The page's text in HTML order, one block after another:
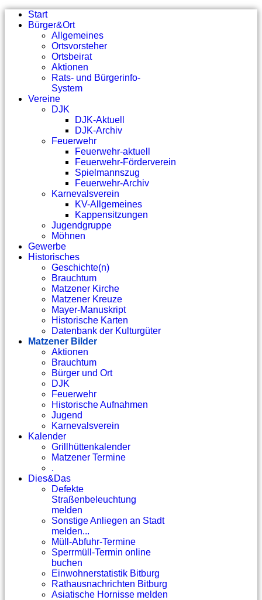
Start
Bürger&Ort
Allgemeines
Ortsvorsteher
Ortsbeirat
Aktionen
Rats- und Bürgerinfo-
System
Vereine
DJK
DJK-Aktuell
DJK-Archiv
Feuerwehr
Feuerwehr-aktuell
Feuerwehr-Förderverein
Spielmannszug
Feuerwehr-Archiv
Karnevalsverein
KV-Allgemeines
Kappensitzungen
Jugendgruppe
Möhnen
Gewerbe
Historisches
Geschichte(n)
Brauchtum
Matzener Kirche
Matzener Kreuze
Mayer-Manuskript
Historische Karten
Datenbank der Kulturgüter
Matzener Bilder
Aktionen
Brauchtum
Bürger und Ort
DJK
Feuerwehr
Historische Aufnahmen
Jugend
Karnevalsverein
Kalender
Grillhüttenkalender
Matzener Termine
.
Dies&Das
Defekte
Straßenbeleuchtung
melden
Sonstige Anliegen an Stadt
melden...
Müll-Abfuhr-Termine
Sperrmüll-Termin online
buchen
Einwohnerstatistik Bitburg
Rathausnachrichten Bitburg
Asiatische Hornisse melden